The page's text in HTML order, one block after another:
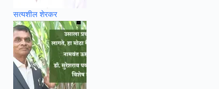
सत्यशील शेरकर